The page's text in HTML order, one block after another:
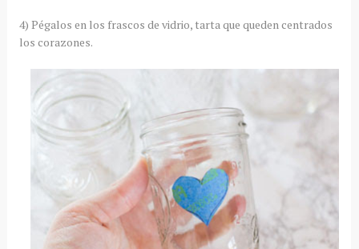
4) Pégalos en los frascos de vidrio, tarta que queden centrados
los corazones.